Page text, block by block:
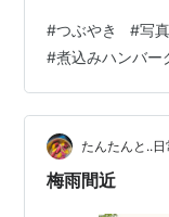
ど、吸引力はあ
ない人が買うと
うのもなんだけ
つのだ。 ...と毒
のためでもなく
が来たら悲しみ
#つぶやき #写真
#煮込みハンバー
たんたんと..日
梅雨間近